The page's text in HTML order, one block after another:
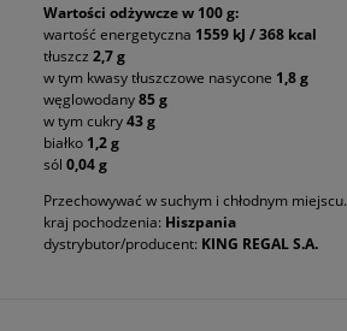
Wartości odżywcze w 100 g:
wartość energetyczna 1559 kJ / 368 kcal
tłuszcz 2,7 g
w tym kwasy tłuszczowe nasycone 1,8 g
węglowodany85 g
w tym cukry43 g
białko 1,2 g
sól 0,04 g
Przechowywać w suchym i chłodnym miejscu.
kraj pochodzenia: Hiszpania
dystrybutor/producent: KING REGAL S.A.